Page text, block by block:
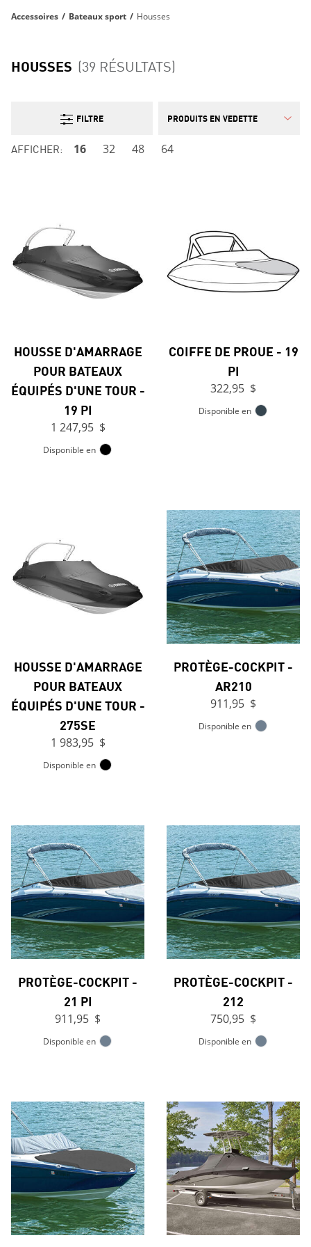
Accessoires / Bateaux sport / Housses
HOUSSES (39 RÉSULTATS)
FILTRE
AFFICHER: 16 32 48 64
HOUSSE D'AMARRAGE
POUR BATEAUX
ÉQUIPÉS D'UNE TOUR -
19 PI
1 247,95 $
Disponible en
COIFFE DE PROUE - 19
PI
322,95 $
Disponible en
HOUSSE D'AMARRAGE
POUR BATEAUX
ÉQUIPÉS D'UNE TOUR -
275SE
1 983,95 $
Disponible en
PROTÈGE-COCKPIT -
AR210
911,95 $
Disponible en
PROTÈGE-COCKPIT -
21 PI
911,95 $
Disponible en
PROTÈGE-COCKPIT -
212
750,95 $
Disponible en